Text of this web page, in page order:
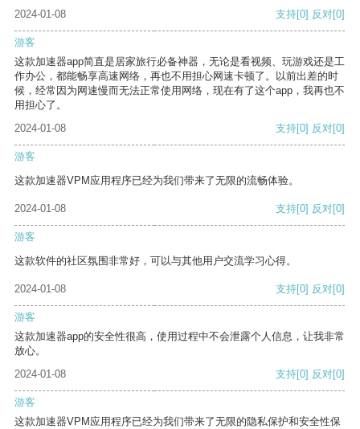
2024-01-08 支持[0] 反对[0]
游客
这款加速器app简直是居家旅行必备神器，无论是看视频、玩游戏还是工
作办公，都能畅享高速网络，再也不用担心网速卡顿了。以前出差的时
候，经常因为网速慢而无法正常使用网络，现在有了这个app，我再也不
用担心了。
2024-01-08
支持[0] 反对[0]
游客
这款加速器VPM应用程序已经为我们带来了无限的流畅体验。
2024-01-08 支持[0] 反对[0]
游客
这款软件的社区氛围非常好，可以与其他用户交流学习心得。
2024-01-08 支持[0] 反对[0]
游客
这款加速器app的安全性很高，使用过程中不会泄露个人信息，让我非常
放心。
2024-01-08
支持[0] 反对[0]
游客
这款加速器VPM应用程序已经为我们带来了无限的隐私保护和安全性保